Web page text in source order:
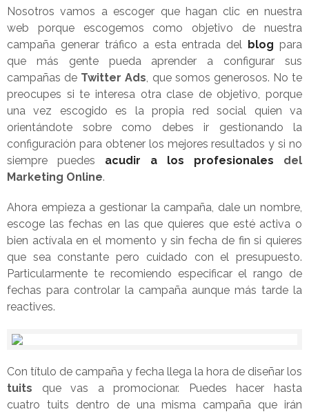
Nosotros vamos a escoger que hagan clic en nuestra
web porque escogemos como objetivo de nuestra
campaña generar tráfico a esta entrada del blog para
que más gente pueda aprender a configurar sus
campañas de Twitter Ads, que somos generosos. No te
preocupes si te interesa otra clase de objetivo, porque
una vez escogido es la propia red social quien va
orientándote sobre como debes ir gestionando la
configuración para obtener los mejores resultados y si no
siempre puedes
acudir a los profesionales del
Marketing Online.
Ahora empieza a gestionar la campaña, dale un nombre,
escoge las fechas en las que quieres que esté activa o
bien actívala en el momento y sin fecha de fin si quieres
que sea constante pero cuidado con el presupuesto.
Particularmente te recomiendo especificar el rango de
fechas para controlar la campaña aunque más tarde la
reactives.
Con título de campaña y fecha llega la hora de diseñar los
tuits que vas a promocionar. Puedes hacer hasta
cuatro tuits dentro de una misma campaña que irán